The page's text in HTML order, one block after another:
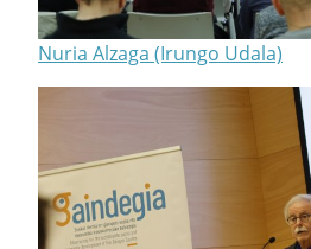
Nuria Alzaga (Irungo Udala)